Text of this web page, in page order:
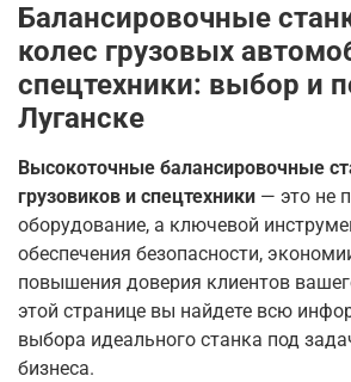
Балансировочные
колес грузовых
спецтехники: выбор и
Луганске
Высокоточные балансировочные
грузовиков и спецтехники — это не
оборудование, а ключевой
обеспечения безопасности,
повышения доверия клиентов
этой странице вы найдете всю
выбора идеального станка под
бизнеса.